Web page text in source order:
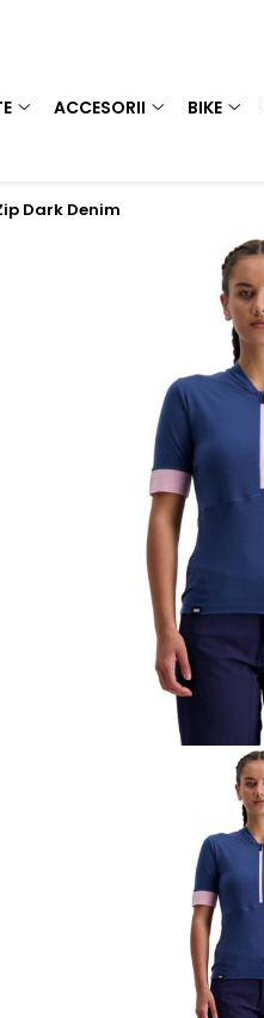
ACCESORII BIKE
Dark Denim